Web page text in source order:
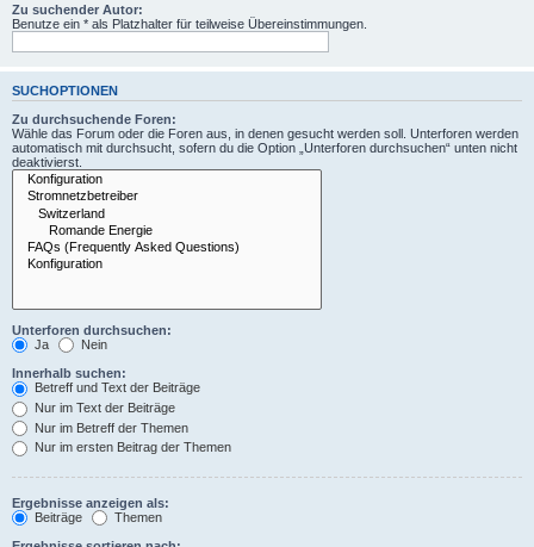
Zu suchender Autor:
Benutze ein * als Platzhalter für teilweise Übereinstimmungen.
SUCHOPTIONEN
Zu durchsuchende Foren:
Wähle das Forum oder die Foren aus, in denen gesucht werden soll. Unterforen werden
automatisch mit durchsucht, sofern du die Option „Unterforen durchsuchen“ unten nicht
deaktivierst.
Unterforen durchsuchen:
Ja
Nein
Innerhalb suchen:
Betreff und Text der Beiträge
Nur im Text der Beiträge
Nur im Betreff der Themen
Nur im ersten Beitrag der Themen
Ergebnisse anzeigen als:
Beiträge
Themen